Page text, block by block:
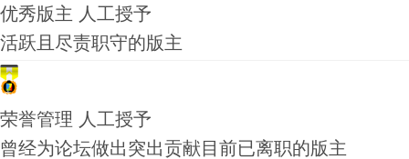
优秀版主 人工授予
活跃且尽责职守的版主
荣誉管理 人工授予
曾经为论坛做出突出贡献目前已离职的版主